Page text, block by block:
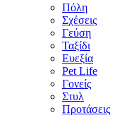
Πόλη
Σχέσεις
Γεύση
Ταξίδι
Ευεξία
Pet Life
Γονείς
Στυλ
Προτάσεις